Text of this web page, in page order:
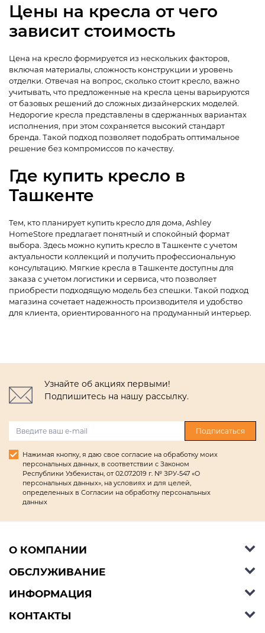
Цены на кресла от чего
зависит стоимость
Цена на кресло формируется из нескольких факторов,
включая материалы, сложность конструкции и уровень
отделки. Отвечая на вопрос, сколько стоит кресло, важно
учитывать, что предложенные на кресла цены варьируются
от базовых решений до сложных дизайнерских моделей.
Недорогие кресла представлены в сдержанных вариантах
исполнения, при этом сохраняется высокий стандарт
бренда. Такой подход позволяет подобрать оптимальное
решение без компромиссов по качеству.
Где купить кресло в
Ташкенте
Тем, кто планирует купить кресло для дома, Ashley
HomeStore предлагает понятный и спокойный формат
выбора. Здесь можно купить кресло в Ташкенте с учетом
актуальности коллекций и получить профессиональную
консультацию. Мягкие кресла в Ташкенте доступны для
заказа с учетом логистики и сервиса, что позволяет
приобрести подходящую модель без спешки. Такой подход
магазина сочетает надежность производителя и удобство
для клиента, ориентированного на продуманный интерьер.
Узнайте об акциях первыми!
Подпишитесь на нашу рассылку.
Подписаться
Нажимая кнопку, я даю свое согласие на обработку моих
персональных данных, в соответствии с Законом
Республики Узбекистан, от 02.07.2019 г. № ЗРУ-547 «О
персональных данных», на условиях и для целей,
определенных в Согласии на обработку персональных
данных
О КОМПАНИИ
Об Ashley Furniture HomeStore
Контакты
ОБСЛУЖИВАНИЕ
Справочный центр
Способы оплаты
ИНФОРМАЦИЯ
Блог
КОНТАКТЫ